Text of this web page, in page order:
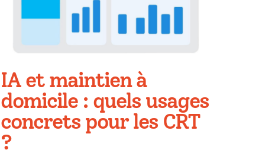
IA et maintien à
domicile : quels usages
concrets pour les CRT
?